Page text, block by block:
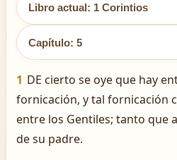
Libro actual: 1 Corintios
Capítulo: 5
1 DE cierto se oye que hay
fornicación, y tal fornicación
entre los Gentiles; tanto que
de su padre.